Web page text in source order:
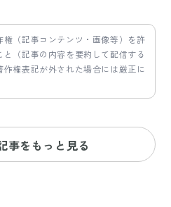
（記事コンテンツ・画像等）を許
（記事の内容を要約して配信する
権表記が外された場合には厳正に
事をもっと見る